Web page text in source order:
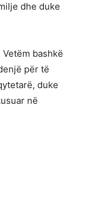
dhe duke
bashkë
për të
duke
në